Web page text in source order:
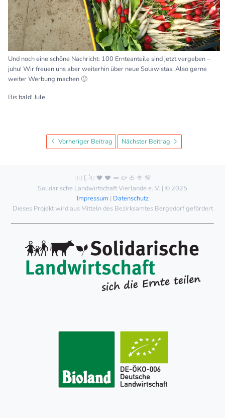
Und noch eine schöne Nachricht: 100 Ernteanteile sind jetzt vergeben –
juhu! Wir freuen uns aber weiterhin über neue Solawistas. Also gerne
weiter Werbung machen 🙂
Bis bald! Jule
Vorheriger Beitrag Nächster Beitrag
🏳️‍🌈 🏳️‍⚧️ 🖤 ❤️ 🥕 🥔 🍅 🥦 💚
Solidarische Landwirtschaft Vierlande e. V. | © 2025
Impressum | Datenschutz
Dieses Projekt wird aus Mitteln des Bezirksamtes Bergedorf gefördert